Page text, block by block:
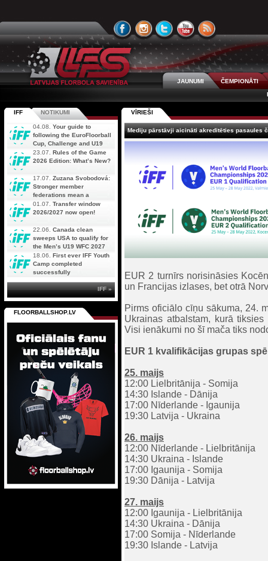
JAUNUMI
ČEMPIONĀTI
VĪRIEŠI
Mediju pārstāvji aicināti akreditēties pasaules
EUR 2 turnīrs norisināsies
un Francijas izlases, bet otrā
Pirms oficiālo cīņu sākuma, 24.
Ukrainas atbalstam, kurā
Visi ienākumi no šī mača tiks
EUR 1 kvalifikācijas grupas
25. maijs
12:00 Lielbritānija - Somija
14:30 Islande - Dānija
17:00 Nīderlande - Igaunija
19:30 Latvija - Ukraina
26. maijs
12:00 Nīderlande - Lielbritānija
14:30 Ukraina - Islande
17:00 Igaunija - Somija
19:30 Dānija - Latvija
27. maijs
12:00 Igaunija - Lielbritānija
14:30 Ukraina - Dānija
17:00 Somija - Nīderlande
19:30 Islande - Latvija
IFF NOTIKUMI
04.08. Your guide to
following the EuroFloorball
Cup, Challenge and U19
AOFC Qualifiers
simultaneously
23.07. Rules of the Game
2026 Edition: What’s New?
17.07. Zuzana Svobodová:
Stronger member
federations mean a
stronger future for floorball
01.07. Transfer window
2026/2027 now open!
22.06. Canada clean
sweeps USA to qualify for
the Men’s U19 WFC 2027
18.06. First ever IFF Youth
Camp completed
successfully
IFF »
FLOORBALLSHOP.LV